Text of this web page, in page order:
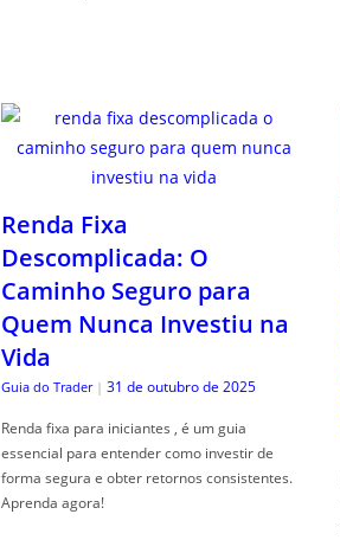
Renda Fixa
Descomplicada: O
Caminho Seguro para
Quem Nunca Investiu na
Vida
Guia do Trader | 31 de outubro de 2025
Renda fixa para iniciantes , é um guia
essencial para entender como investir de
forma segura e obter retornos consistentes.
Aprenda agora!